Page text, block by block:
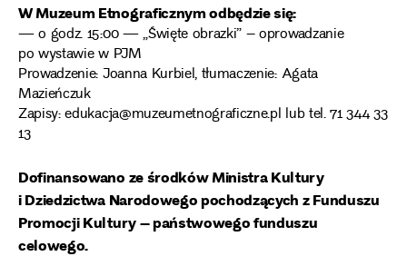
W Muzeum Etnograficznym odbędzie się:
— o godz. 15:00 — „Święte obrazki” – oprowadzanie
po wystawie w PJM
Prowadzenie: Joanna Kurbiel, tłumaczenie: Agata
Mazieńczuk
Zapisy: edukacja@muzeumetnograficzne.pl lub tel. 71 344 33
13
Dofinansowano ze środków Ministra Kultury
i Dziedzictwa Narodowego pochodzących z Funduszu
Promocji Kultury – państwowego funduszu
celowego.